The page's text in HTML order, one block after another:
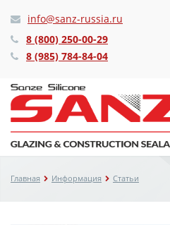
info@sanz-russia.ru
8 (800) 250-00-29
8 (985) 784-84-04
Главная Информация Статьи